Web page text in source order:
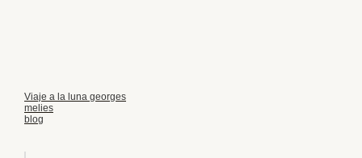
Viaje a la luna georges
melies
blog